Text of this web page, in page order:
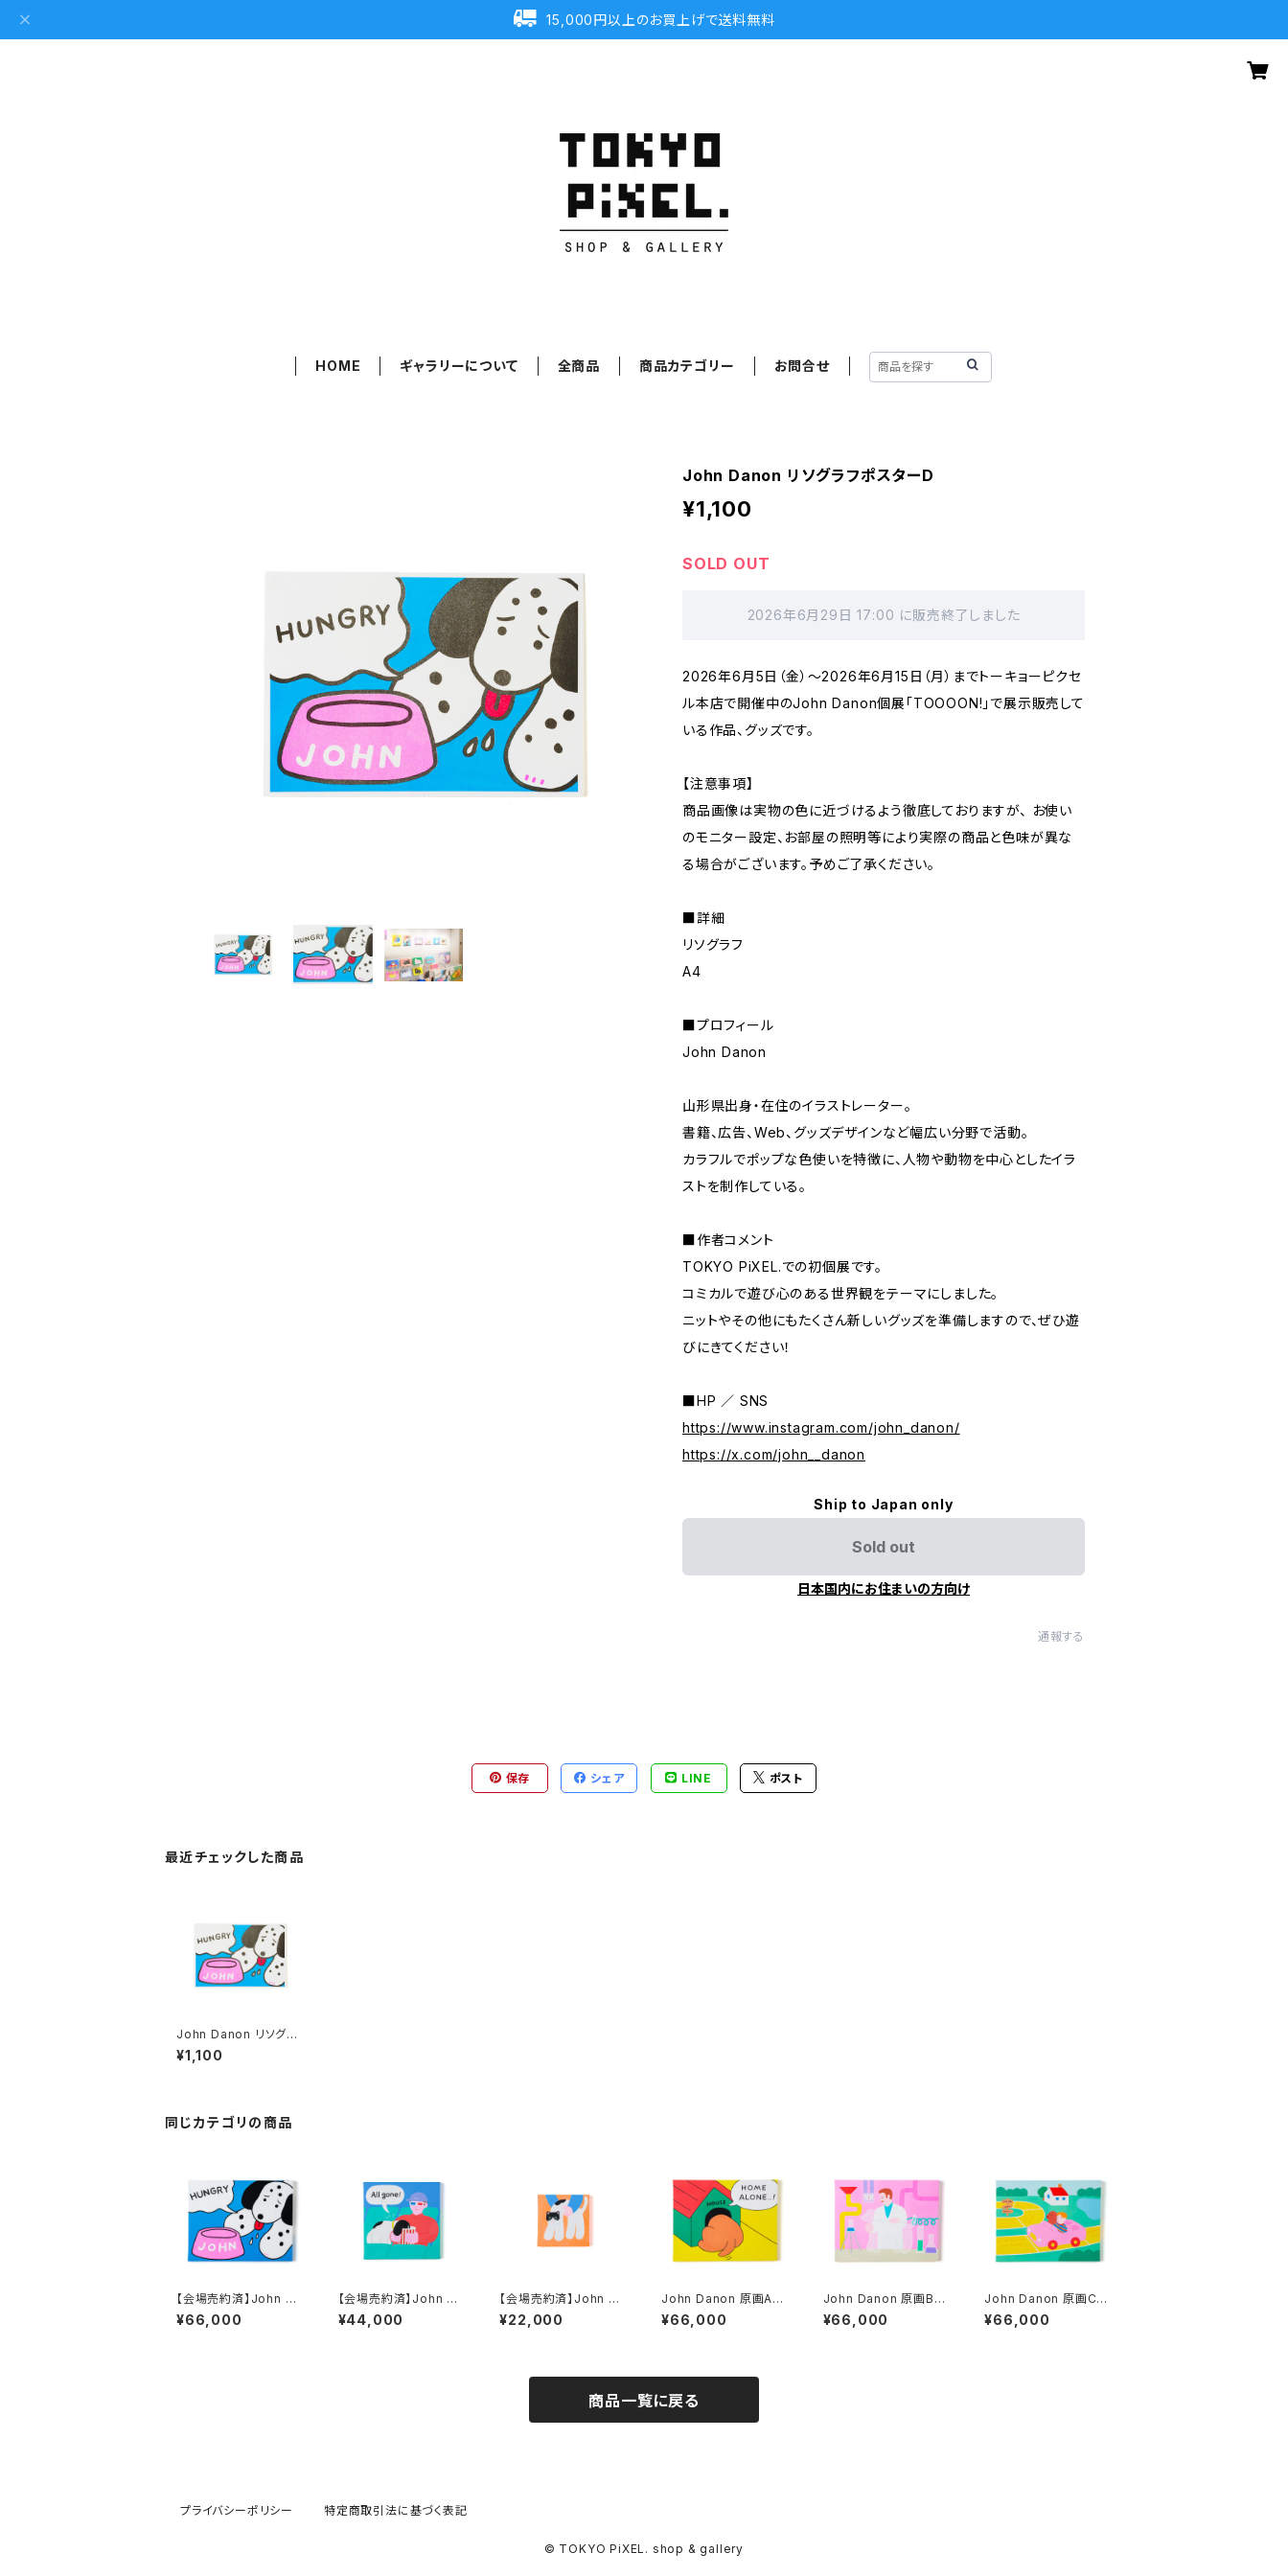
15,000円以上のお買上げで送料無料
HOME ギャラリーについて 全商品 商品カテゴリー お問合せ
John Danon リソグラフポスターD
¥1,100
SOLD OUT
2026年6月29日 17:00 に販売終了しました
2026年6月5日（金）～2026年6月15日（月）までトーキョーピクセ
ル本店で開催中のJohn Danon個展「TOOOON!」で展示販売して
いる作品、グッズです。
【注意事項】
商品画像は実物の色に近づけるよう徹底しておりますが、 お使い
のモニター設定、お部屋の照明等により実際の商品と色味が異な
る場合がございます。予めご了承ください。
■詳細
リソグラフ
A4
■プロフィール
John Danon
山形県出身・在住のイラストレーター。
書籍、広告、Web、グッズデザインなど幅広い分野で活動。
カラフルでポップな色使いを特徴に、人物や動物を中心としたイラ
ストを制作している。
■作者コメント
TOKYO PiXEL.での初個展です。
コミカルで遊び心のある世界観をテーマにしました。
ニットやその他にもたくさん新しいグッズを準備しますので、ぜひ遊
びにきてください！
■HP ／ SNS
https://www.instagram.com/john_danon/
https://x.com/john__danon
Ship to Japan only
Sold out
日本国内にお住まいの方向け
通報する
保存 シェア LINE ポスト
最近チェックした商品
John Danon リソグラ
フポスターD
¥1,100
同じカテゴリの商品
【会場売約済】John Da
non 原画E 「HUNGR
Y!」
¥66,000
【会場売約済】John Da
non 原画N 「All gon
e!」
¥44,000
【会場売約済】John Da
non 原画T 「Stretch
y Cat」
¥22,000
John Danon 原画A
「HOME ALONE」
¥66,000
John Danon 原画B
「SEE-THROUGH DO
G」
¥66,000
John Danon 原画C
「The Game of Life」
¥66,000
商品一覧に戻る
プライバシーポリシー 特定商取引法に基づく表記
© TOKYO PiXEL. shop & gallery